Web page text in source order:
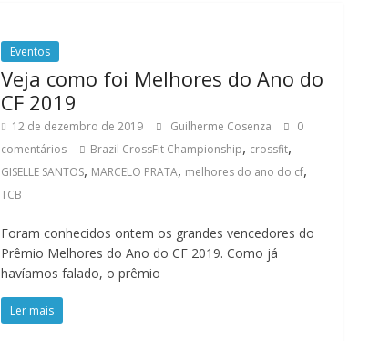
Eventos
Veja como foi Melhores do Ano do
CF 2019
12 de dezembro de 2019 Guilherme Cosenza
0
comentários
Brazil CrossFit Championship, crossfit,
GISELLE SANTOS, MARCELO PRATA, melhores do ano do cf,
TCB
Foram conhecidos ontem os grandes vencedores do
Prêmio Melhores do Ano do CF 2019. Como já
havíamos falado, o prêmio
Ler mais